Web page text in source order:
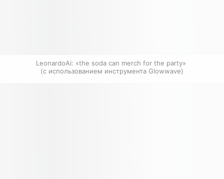
LeonardoAi: «the soda can merch for the party»
(с использованием инструмента Glowwave)